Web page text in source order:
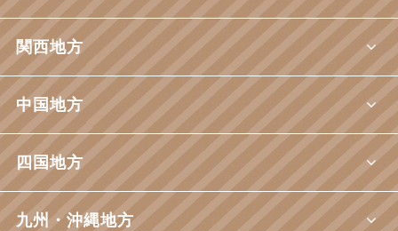
関西地方
中国地方
四国地方
九州・沖縄地方